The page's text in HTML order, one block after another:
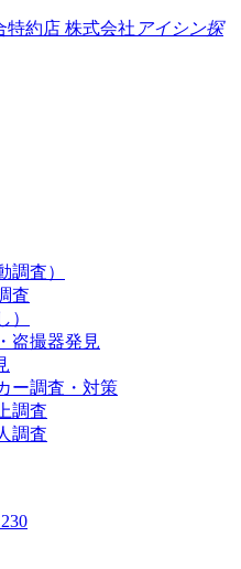
特約店 株式会社 アイシン探
調査）
査
）
盗撮器発見
ー調査・対策
調査
調査